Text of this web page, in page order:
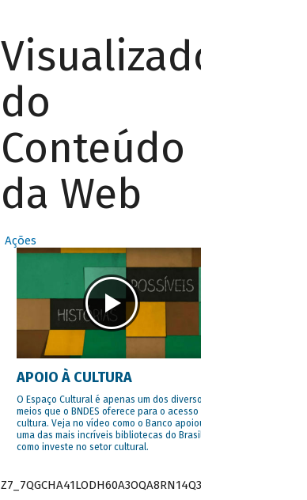
Visualizador
do
Conteúdo
da Web
Ações
APOIO À CULTURA
O Espaço Cultural é apenas um dos diversos
meios que o BNDES oferece para o acesso à
cultura. Veja no vídeo como o Banco apoiou
uma das mais incríveis bibliotecas do Brasil e
como investe no setor cultural.
Z7_7QGCHA41LODH60A3OQA8RN14Q3